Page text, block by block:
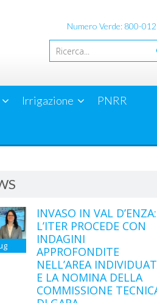
Numero Verde: 800-
Irrigazione PNRR
INVASO IN VAL D’ENZA:
L’ITER PROCEDE CON
INDAGINI
APPROFONDITE
NELL’AREA
E LA NOMINA DELLA
COMMISSIONE